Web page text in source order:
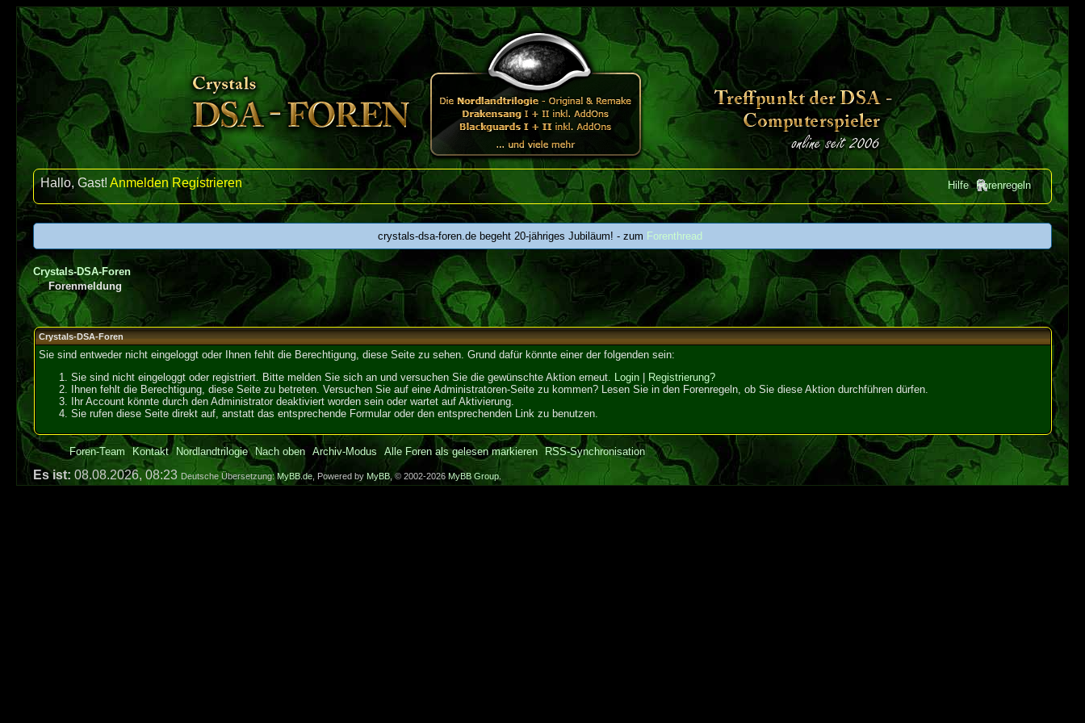
Hilfe Forenregeln
Hallo, Gast!Anmelden Registrieren
crystals-dsa-foren.de begeht 20-jähriges Jubiläum! - zum Forenthread
Crystals-DSA-Foren
Forenmeldung
Crystals-DSA-Foren
Sie sind entweder nicht eingeloggt oder Ihnen fehlt die Berechtigung, diese Seite zu sehen. Grund dafür könnte einer der folgenden sein:
Sie sind nicht eingeloggt oder registriert. Bitte melden Sie sich an und versuchen Sie die gewünschte Aktion erneut. Login|
Registrierung?
Ihnen fehlt die Berechtigung, diese Seite zu betreten. Versuchen Sie auf eine Administratoren-Seite zu kommen? Lesen Sie in den Forenregeln, ob Sie diese Aktion durchführen dürfen.
Ihr Account könnte durch den Administrator deaktiviert worden sein oder wartet auf Aktivierung.
Sie rufen diese Seite direkt auf, anstatt das entsprechende Formular oder den entsprechenden Link zu benutzen.
Foren-Team Kontakt Nordlandtrilogie Nach oben Archiv-Modus Alle Foren als gelesen markieren RSS-Synchronisation
Es ist: 08.08.2026, 08:23 Deutsche Übersetzung:MyBB.de , Powered by MyBB , © 2002-2026 MyBB Group.